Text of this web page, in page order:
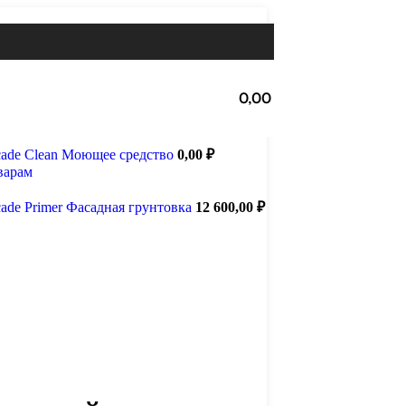
0,00
Clean Моющее средство 0,00 ₽
Primer Фасадная грунтовка 12 600,00 ₽